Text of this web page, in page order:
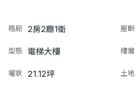
格局 2房2廳1衛 屋齡
型態 電梯大樓 樓層
權狀 21.12坪 土地